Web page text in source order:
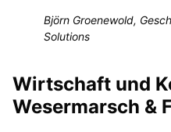
Björn Groenewold,
Solutions
Wirtschaft und
Wesermarsch &